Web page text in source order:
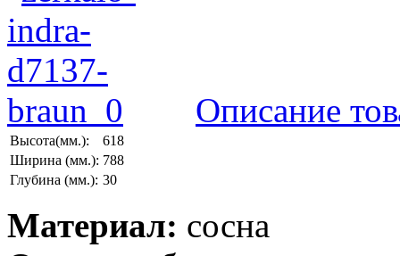
Описание
Высота(мм.):
618
Ширина (мм.): 788
Глубина (мм.): 30
Материал: сосна